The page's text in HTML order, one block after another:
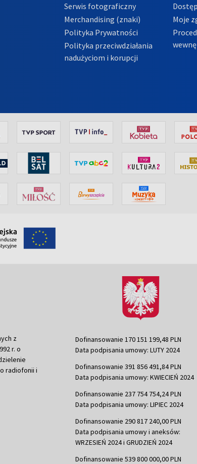
Serwis fotograficzny
Merchandising (znaki)
Polityka Prywatności
Polityka przeciwdziałania
nadużyciom i korupcji
Moje
z
r. o
radiofonii i
Dofinansowanie 170 151 199,48 PLN
Data podpisania umowy: LUTY 2024
Dofinansowanie 391 856 491,84 PLN
Data podpisania umowy: KWIECIEŃ 2024
Dofinansowanie 237 754 754,24 PLN
Data podpisania umowy: LIPIEC 2024
Dofinansowanie 290 817 240,00 PLN
Data podpisania umowy i aneksów:
WRZESIEŃ 2024 i GRUDZIEŃ 2024
Dofinansowanie 539 800 000,00 PLN